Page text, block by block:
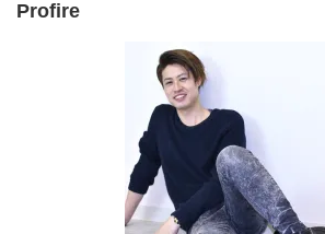
Profire